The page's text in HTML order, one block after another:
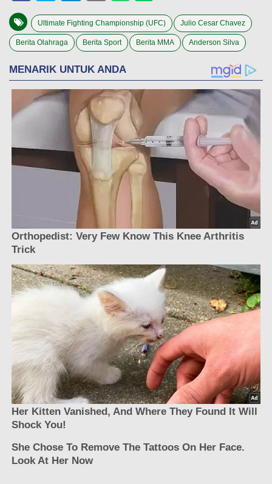
Ultimate Fighting Championship (UFC) Julio Cesar Chavez
Berita Olahraga Berita Sport Berita MMA Anderson Silva